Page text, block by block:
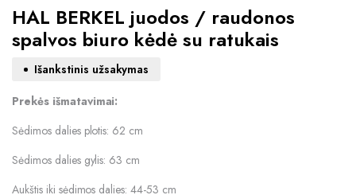
HAL BERKEL juodos / raudonos
spalvos biuro kėdė su ratukais
Išankstinis užsakymas
Prekės išmatavimai:
Sėdimos dalies plotis: 62 cm
Sėdimos dalies gylis: 63 cm
Aukštis iki sėdimos dalies: 44-53 cm